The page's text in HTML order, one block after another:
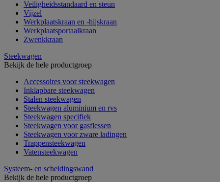
Veiligheidsstandaard en steun
Vijzel
Werkplaatskraan en -hijskraan
Werkplaatsportaalkraan
Zwenkkraan
Steekwagen
Bekijk de hele productgroep
Accessoires voor steekwagen
Inklapbare steekwagen
Stalen steekwagen
Steekwagen aluminium en rvs
Steekwagen specifiek
Steekwagen voor gasflessen
Steekwagen voor zware ladingen
Trappensteekwagen
Vatensteekwagen
Systeem- en scheidingswand
Bekijk de hele productgroep